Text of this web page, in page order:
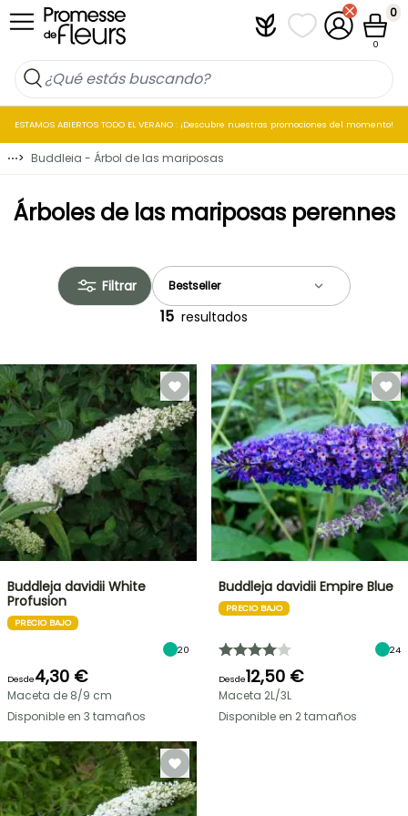
Ir al contenido PlantfitMis listas de
Mi cuenta
Cesta
0
0
ESTAMOS ABIERTOS TODO EL VERANO : ¡Descubre nuestras promociones del momento!
⋯> Buddleia - Árbol de las mariposas
Árboles de las mariposas perennes
Filtrar
15 resultados
Buddleja davidii White
Profusion
PRECIO BAJO
20
Desde4,30 €
Maceta de 8/9 cm
Disponible en 3 tamaños
Buddleja davidii Empire Blue
PRECIO BAJO
24
Desde12,50 €
Maceta 2L/3L
Disponible en 2 tamaños